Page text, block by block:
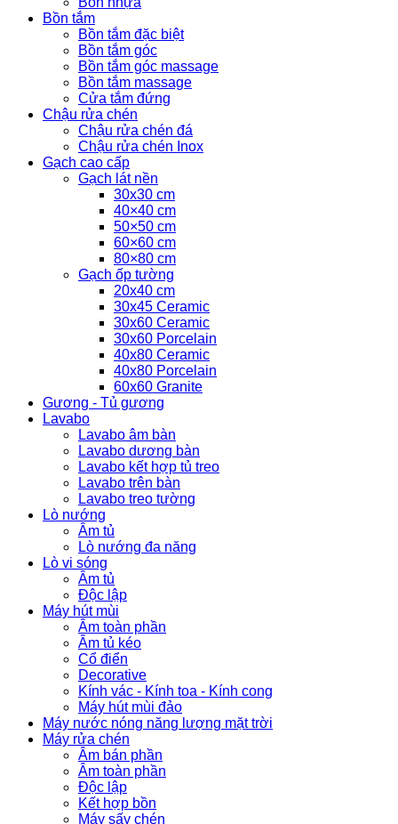
Bồn tắm
Bồn tắm đặc biệt
Bồn tắm góc
Bồn tắm góc massage
Bồn tắm massage
Cửa tắm đứng
Chậu rửa chén
Chậu rửa chén đá
Chậu rửa chén Inox
Gạch cao cấp
Gạch lát nền
30x30 cm
40×40 cm
50×50 cm
60×60 cm
80×80 cm
Gạch ốp tường
20x40 cm
30x45 Ceramic
30x60 Ceramic
30x60 Porcelain
40x80 Ceramic
40x80 Porcelain
60x60 Granite
Gương - Tủ gương
Lavabo
Lavabo âm bàn
Lavabo dương bàn
Lavabo kết hợp tủ treo
Lavabo trên bàn
Lavabo treo tường
Lò nướng
Âm tủ
Lò nướng đa năng
Lò vi sóng
Âm tủ
Độc lập
Máy hút mùi
Âm toàn phần
Âm tủ kéo
Cổ điển
Decorative
Kính vác - Kính toa - Kính cong
Máy hút mùi đảo
Máy nước nóng năng lượng mặt trời
Máy rửa chén
Âm bán phần
Âm toàn phần
Độc lập
Kết hợp bồn
Máy sấy chén